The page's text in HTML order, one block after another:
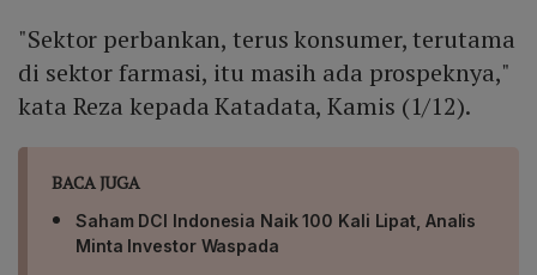
"Sektor perbankan, terus konsumer, terutama
di sektor farmasi, itu masih ada prospeknya,"
kata Reza kepada Katadata, Kamis (1/12).
BACA JUGA
Saham DCI Indonesia Naik 100 Kali Lipat, Analis
Minta Investor Waspada